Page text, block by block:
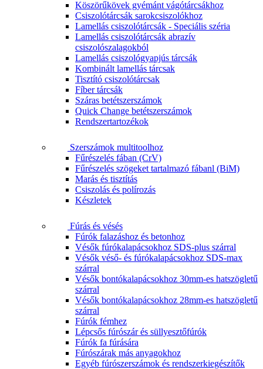
Köszörűkövek gyémánt vágótárcsákhoz
Csiszolótárcsák sarokcsiszolókhoz
Lamellás csiszolótárcsák - Speciális széria
Lamellás csiszolótárcsák abrazív
csiszolószalagokból
Lamellás csiszológyapjús tárcsák
Kombinált lamellás tárcsak
Tisztító csiszolótárcsak
Fíber tárcsák
Száras betétszerszámok
Quick Change betétszerszámok
Rendszertartozékok
Szerszámok multitoolhoz
Fűrészelés fában (CrV)
Fűrészelés szögeket tartalmazó fábanl (BiM)
Marás és tisztítás
Csiszolás és polírozás
Készletek
Fúrás és vésés
Fúrók falazáshoz és betonhoz
Vésők fúrókalapácsokhoz SDS-plus szárral
Vésők véső- és fúrókalapácsokhoz SDS-max
szárral
Vésők bontókalapácsokhoz 30mm-es hatszögletű
szárral
Vésők bontókalapácsokhoz 28mm-es hatszögletű
szárral
Fúrók fémhez
Lépcsős fúrószár és süllyesztőfúrók
Fúrók fa fúrására
Fúrószárak más anyagokhoz
Egyéb fúrószerszámok és rendszerkiegészítők